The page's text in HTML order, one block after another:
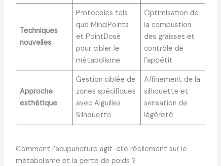
Techniques
nouvelles
Protocoles tels
que MinciPoints
et PointDosé
pour cibler le
métabolisme
Optimisation de
la combustion
des graisses et
contrôle de
l’appétit
Approche
esthétique
Gestion ciblée de
zones spécifiques
avec Aiguilles
Silhouette
Affinement de la
silhouette et
sensation de
légèreté
Comment l’acupuncture agit-elle réellement sur le
métabolisme et la perte de poids ?